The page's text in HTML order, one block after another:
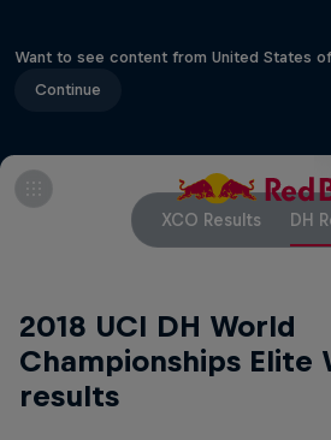
Want to see content from United States
Continue
XCO Results DH
2018 UCI DH World
Championships Elite
results